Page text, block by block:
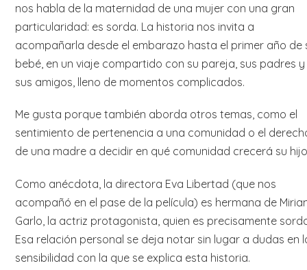
nos habla de la maternidad de una mujer con una gran
particularidad: es sorda. La historia nos invita a
acompañarla desde el embarazo hasta el primer año de
bebé, en un viaje compartido con su pareja, sus padres y
sus amigos, lleno de momentos complicados.
Me gusta porque también aborda otros temas, como el
sentimiento de pertenencia a una comunidad o el
de una madre a decidir en qué comunidad crecerá su
Como anécdota, la directora Eva Libertad (que nos
acompañó en el pase de la película) es hermana de
Garlo, la actriz protagonista, quien es precisamente
Esa relación personal se deja notar sin lugar a dudas en
sensibilidad con la que se explica esta historia.